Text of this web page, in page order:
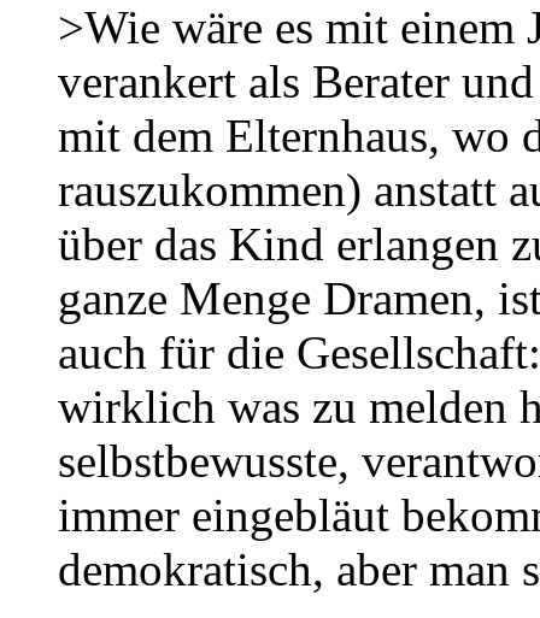
>Wie wäre es mit einem
verankert als Berater
mit dem Elternhaus, wo
rauszukommen) anstatt
über das Kind erlangen
ganze Menge Dramen,
auch für die
wirklich was zu melden
selbstbewusste,
immer eingebläut
demokratisch, aber man